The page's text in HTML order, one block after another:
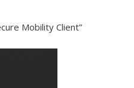
Mobility Client”